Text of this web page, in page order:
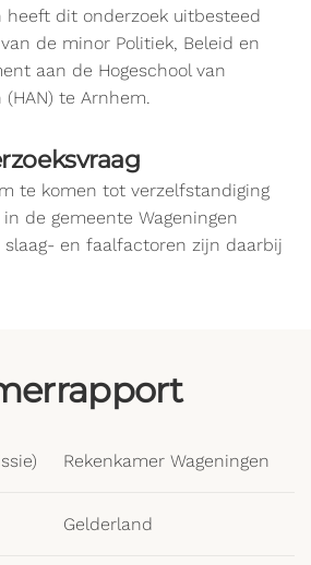
heeft dit onderzoek uitbesteed
de minor Politiek, Beleid en
aan de Hogeschool van
te Arnhem.
te komen tot verzelfstandiging
de gemeente Wageningen
en faalfactoren zijn daarbij
Rekenkamer Wageningen
Gelderland